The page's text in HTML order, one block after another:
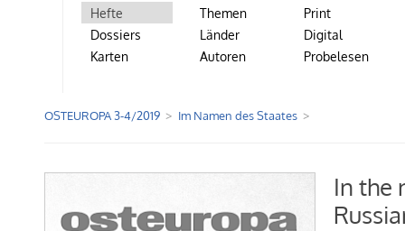
Hefte
Dossiers
Karten
Themen
Länder
Autoren
Print
Digital
Probelesen
OSTEUROPA 3-4/2019 Im Namen des Staates
In the